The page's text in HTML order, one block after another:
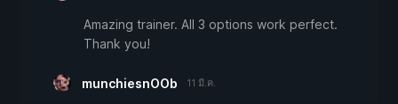
Amazing trainer. All 3 options work perfect.
Thank you!
munchiesnOOb 11 มี.ค.